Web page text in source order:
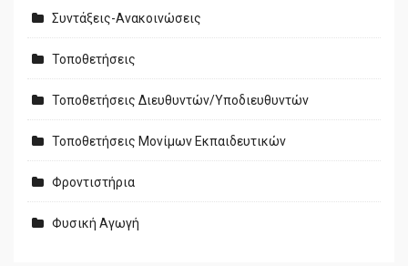
Συντάξεις-Ανακοινώσεις
Τοποθετήσεις
Τοποθετήσεις Διευθυντών/Υποδιευθυντών
Τοποθετήσεις Μονίμων Εκπαιδευτικών
Φροντιστήρια
Φυσική Αγωγή